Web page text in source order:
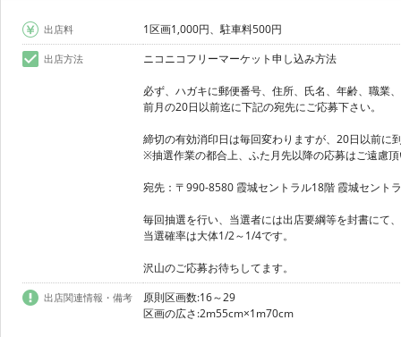
出店料 1区画1,000円、駐車料500円
出店方法 ニコニコフリーマーケット申し込み方法
必ず、ハガキに郵便番号、住所、氏名、年齢、職業
前月の20日以前迄に下記の宛先にご応募下さい。
締切の有効消印日は毎回変わりますが、20日以前に
※抽選作業の都合上、ふた月先以降の応募はご遠慮
宛先：〒990-8580 霞城セントラル18階 霞城セント
毎回抽選を行い、当選者には出店要綱等を封書にて
当選確率は大体1/2～1/4です。
沢山のご応募お待ちしてます。
出店関連情報・備考
原則区画数:16～29
区画の広さ:2m55cm×1m70cm